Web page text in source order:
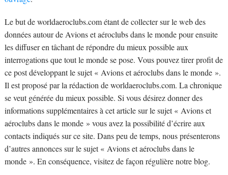
Le but de worldaeroclubs.com étant de collecter sur le web des
données autour de Avions et aéroclubs dans le monde pour ensuite
les diffuser en tâchant de répondre du mieux possible aux
interrogations que tout le monde se pose. Vous pouvez tirer profit de
ce post développant le sujet « Avions et aéroclubs dans le monde ».
Il est proposé par la rédaction de worldaeroclubs.com. La chronique
se veut générée du mieux possible. Si vous désirez donner des
informations supplémentaires à cet article sur le sujet « Avions et
aéroclubs dans le monde » vous avez la possibilité d’écrire aux
contacts indiqués sur ce site. Dans peu de temps, nous présenterons
d’autres annonces sur le sujet « Avions et aéroclubs dans le
monde ». En conséquence, visitez de façon régulière notre blog.